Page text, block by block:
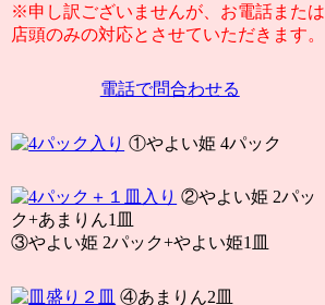
※申し訳ございませんが、お電話または
店頭のみの対応とさせていただきます。
電話で問合わせる
①やよい姫 4パック
②やよい姫 2パッ
ク+あまりん1皿
③やよい姫 2パック+やよい姫1皿
④あまりん2皿